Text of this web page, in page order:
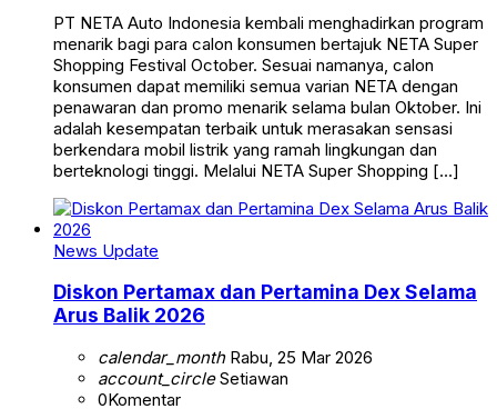
PT NETA Auto Indonesia kembali menghadirkan program
menarik bagi para calon konsumen bertajuk NETA Super
Shopping Festival October. Sesuai namanya, calon
konsumen dapat memiliki semua varian NETA dengan
penawaran dan promo menarik selama bulan Oktober. Ini
adalah kesempatan terbaik untuk merasakan sensasi
berkendara mobil listrik yang ramah lingkungan dan
berteknologi tinggi. Melalui NETA Super Shopping […]
News Update
Diskon Pertamax dan Pertamina Dex Selama
Arus Balik 2026
calendar_monthRabu, 25 Mar 2026
account_circleSetiawan
0Komentar